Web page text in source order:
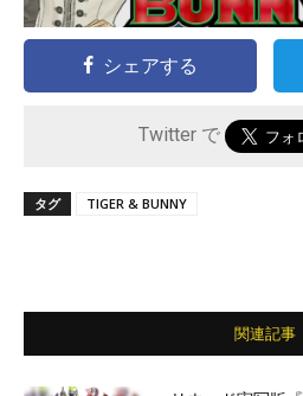
シェアする
Twitter で
タグ TIGER & BUNNY
関連記事